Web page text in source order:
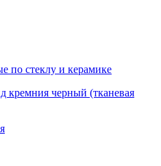
по стеклу и керамике
кремния черный (тканевая